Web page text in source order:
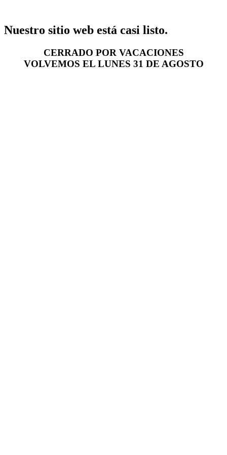
Nuestro sitio web está casi listo.
CERRADO POR VACACIONES
VOLVEMOS EL LUNES 31 DE AGOSTO